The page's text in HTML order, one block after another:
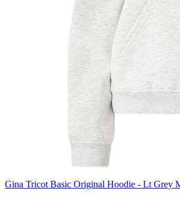
Gina Tricot Basic Original Hoodie - Lt Grey